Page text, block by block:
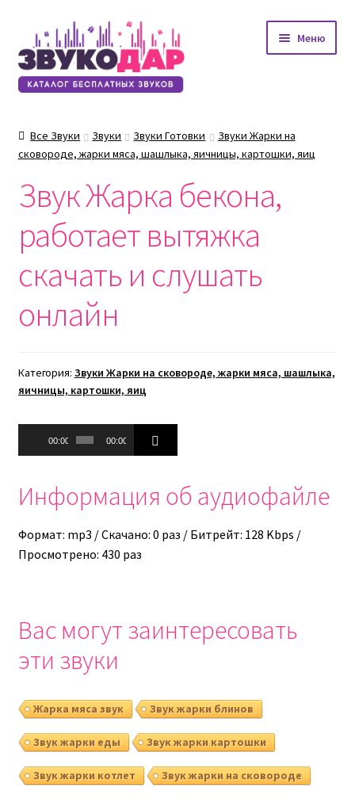
Перейти
к
навигации
Перейти
к
содержимому
Меню
Все Звуки Звуки Звуки Готовки
Звуки Жарки на
сковороде, жарки мяса, шашлыка, яичницы, картошки, яиц
Звук Жарка бекона,
работает вытяжка
скачать и слушать
онлайн
Категория: Звуки Жарки на сковороде, жарки мяса, шашлыка,
яичницы, картошки, яиц
Аудиоплеер
00:00 00:00
Информация об аудиофайле
Формат: mp3 / Скачано: 0 раз / Битрейт: 128 Kbps /
Просмотрено: 430 раз
Вас могут заинтересовать
эти звуки
Жарка мяса звук Звук жарки блинов
Звук жарки еды Звук жарки картошки
Звук жарки котлет Звук жарки на сковороде